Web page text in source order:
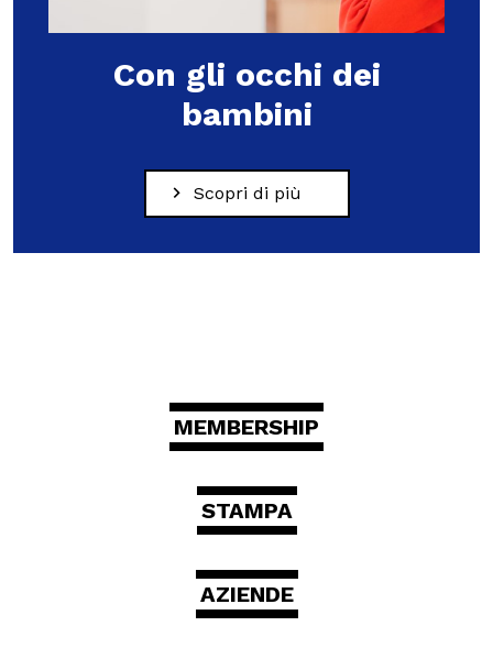
Con gli occhi dei
bambini
Scopri di più
MEMBERSHIP
STAMPA
AZIENDE